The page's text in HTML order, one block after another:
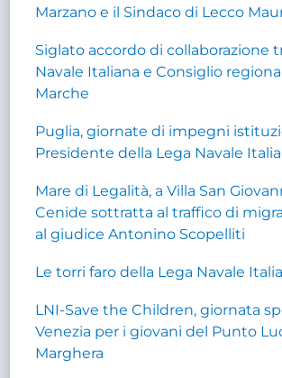
Marzano e il Sindaco di Lecco
Siglato accordo di collaborazione
Navale Italiana e Consiglio
Marche
Puglia, giornate di impegni
Presidente della Lega Navale
Mare di Legalità, a Villa San
Cenide sottratta al traffico di
al giudice Antonino Scopelliti
Le torri faro della Lega Navale
LNI-Save the Children, giornata
Venezia per i giovani del Punto
Marghera